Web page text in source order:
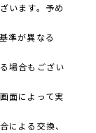
います。予め
準が異なる
場合もござい
面によって実
による交換、